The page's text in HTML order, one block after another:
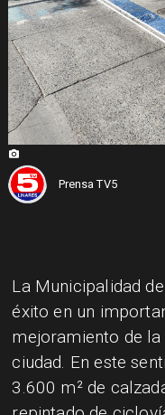
Prensa TV5
La Municipalidad
éxito en un
mejoramiento de
ciudad. En este
3.600 m² de